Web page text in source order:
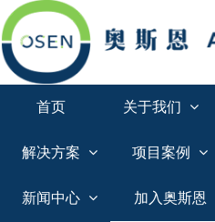
首页 关于我们
解决方案 项目案例
新闻中心 加入奥斯恩